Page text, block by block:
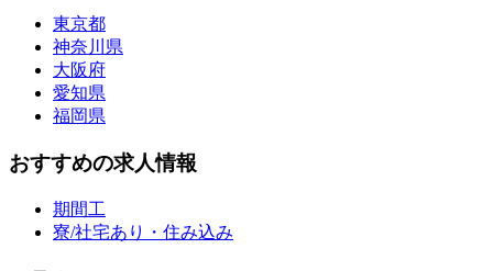
東京都
神奈川県
大阪府
愛知県
福岡県
おすすめの求人情報
期間工
寮/社宅あり・住み込み